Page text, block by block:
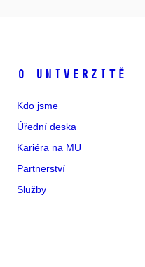
O univerzitě
Kdo jsme
Úřední deska
Kariéra na MU
Partnerství
Služby